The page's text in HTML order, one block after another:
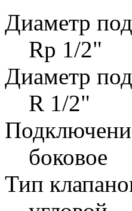
Диаметр
Rp 1/2"
Диаметр
R 1/2"
боковое
Тип